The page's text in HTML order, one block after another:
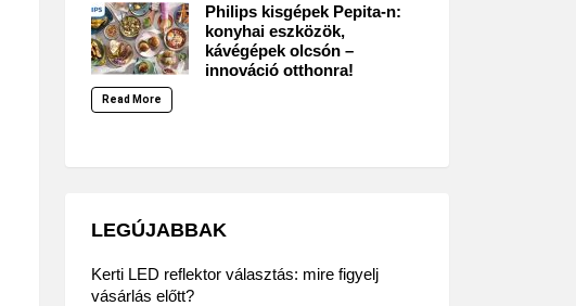
Philips kisgépek Pepita-n:
konyhai eszközök,
kávégépek olcsón –
innováció otthonra!
Read More
LEGÚJABBAK
Kerti LED reflektor választás: mire figyelj
vásárlás előtt?